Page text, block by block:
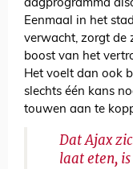
dagprogramma
Eenmaal in het
verwacht, zorgt de
boost van het
Het voelt dan ook
slechts één kans
touwen aan te
Dat Ajax
laat eten,